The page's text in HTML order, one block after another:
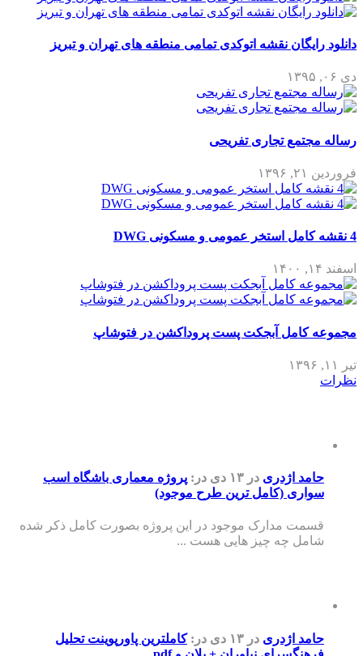
دانلود رایگان نقشه اتوکدی تمامی منطقه های تهران و تبریز
دی ۰۶, ۱۳۹۵
رساله مجتمع تجاری تفریحی
فروردین ۲۱, ۱۳۹۶
4 نقشه کامل استخر عمومی و مسکونی DWG
اسفند ۱۴, ۱۴۰۰
مجموعه کامل آبجکت پست پروداکشن در فتوشاپ
تیر ۱۱, ۱۳۹۶
نظرات
حامد اژدری در ۱۳ دی در: پروژه معماری باشگاه اسب
سواری (کامل ترین طرح موجود)
قسمت مدارک موجود در این پروژه بصورت کامل ذکر شده
شامل چه چیز هایی هست ...
حامد اژدری در ۱۳ دی در:کاملترین پاورپوینت تحلیل